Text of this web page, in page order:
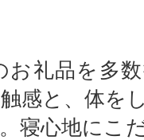
お礼品を多
感と、体を
寝心地にこ